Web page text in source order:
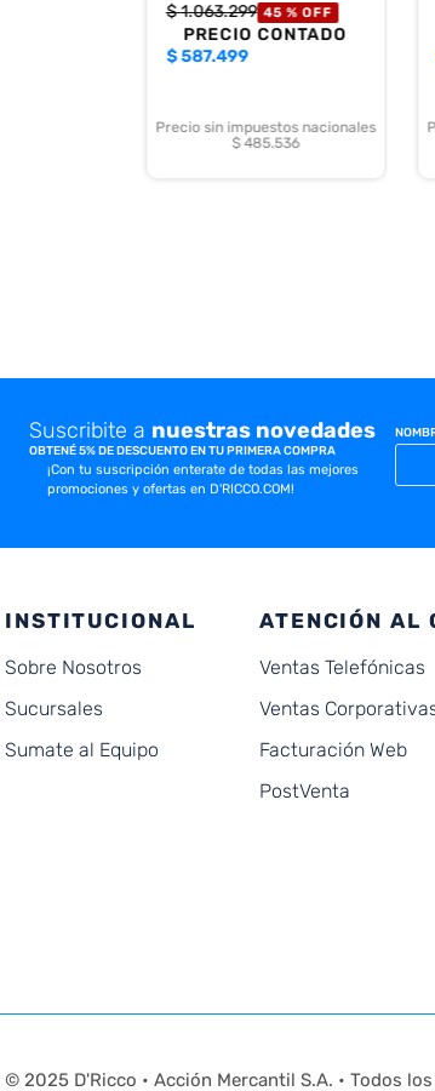
$1.063.299 45 %OFF
PRECIO CONTADO
$587.499
Precio sin impuestos nacionales
$ 485.536
Suscribite a nuestras novedades
OBTENÉ 5% DE DESCUENTO EN TU PRIMERA COMPRA
¡Con tu suscripción enterate de todas las mejores
promociones y ofertas en D'RICCO.COM!
INSTITUCIONAL
Sobre Nosotros
Sucursales
Sumate al Equipo
ATENCIÓN AL
Ventas Telefónicas
Ventas
Facturación Web
PostVenta
© 2025 D'Ricco • Acción Mercantil S.A. • Todos